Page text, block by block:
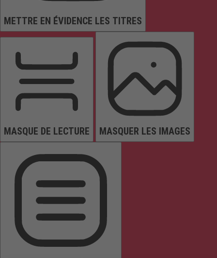
METTRE EN ÉVIDENCE LES TITRES
MASQUE DE LECTURE MASQUER LES IMAGES